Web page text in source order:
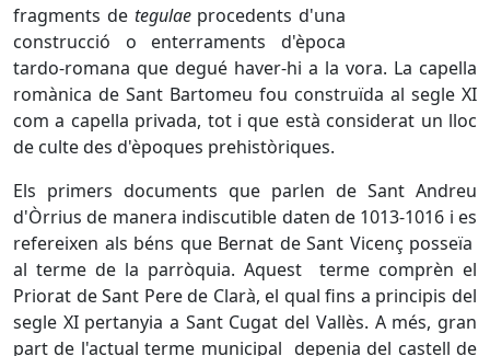
fragments de tegulae procedents d'una
construcció o enterraments d'època
tardo-romana que degué haver-hi a la vora. La capella
romànica de Sant Bartomeu fou construïda al segle XI
com a capella privada, tot i que està considerat un lloc
de culte des d'èpoques prehistòriques.
Els primers documents que parlen de Sant Andreu
d'Òrrius de manera indiscutible daten de 1013-1016 i es
refereixen als béns que Bernat de Sant Vicenç posseïa
al terme de la parròquia. Aquest terme comprèn el
Priorat de Sant Pere de Clarà, el qual fins a principis del
segle XI pertanyia a Sant Cugat del Vallès. A més, gran
part de l'actual terme municipal depenia del castell de